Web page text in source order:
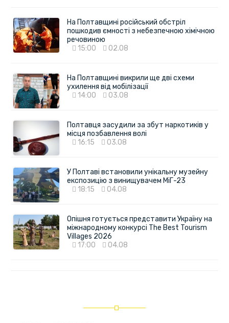
На Полтавщині російський обстріл
пошкодив ємності з небезпечною хімічною
речовиною
15:00
02.08
На Полтавщині викрили ще дві схеми
ухилення від мобілізації
14:00
03.08
Полтавця засудили за збут наркотиків у
місця позбавлення волі
16:15
03.08
У Полтаві встановили унікальну музейну
експозицію з винищувачем МіГ-23
18:15
04.08
Опішня готується представити Україну на
міжнародному конкурсі The Best Tourism
Villages 2026
17:00
04.08